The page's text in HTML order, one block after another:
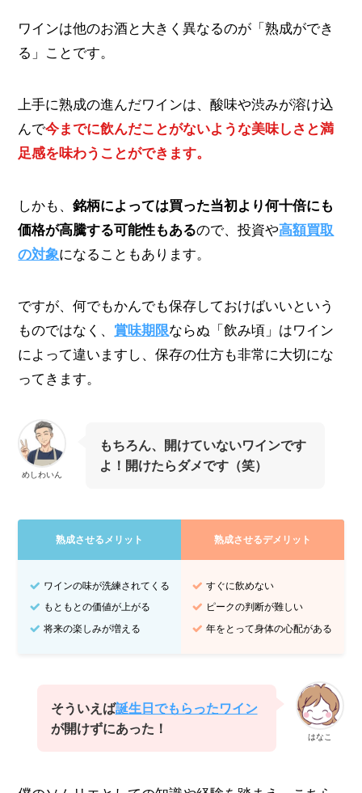
ワインは他のお酒と大きく異なるのが「熟成ができ
る」ことです。
上手に熟成の進んだワインは、酸味や渋みが溶け込
んで今までに飲んだことがないような美味しさと満
足感を味わうことができます。
しかも、銘柄によっては買った当初より何十倍にも
価格が高騰する可能性もあるので、投資や高額買取
の対象になることもあります。
ですが、何でもかんでも保存しておけばいいという
ものではなく、 賞味期限ならぬ「飲み頃」はワイン
によって違いますし、保存の仕方も非常に大切にな
ってきます。
めしわいん
もちろん、開けていないワインです
よ！開けたらダメです（笑）
熟成させるメリット 熟成させるデメリット
ワインの味が洗練されてくる
もともとの価値が上がる
将来の楽しみが増える
すぐに飲めない
ピークの判断が難しい
年をとって身体の心配がある
はなこ
そういえば誕生日でもらったワイン
が開けずにあった！